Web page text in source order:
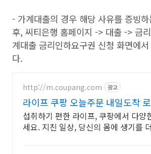
- 가계대출의 경우 해당 사유를 증빙
후, 씨티은행 홈페이지 -> 대출 -> 금
계대출 금리인하요구권 신청 화면에
다.
http://m.coupang.com 광고
라이프 쿠팡 오늘주문 내일도착
섭취하기 편한 라이프, 쿠팡에서 다양
세요. 지친 일상, 당신의 몸에 생기를